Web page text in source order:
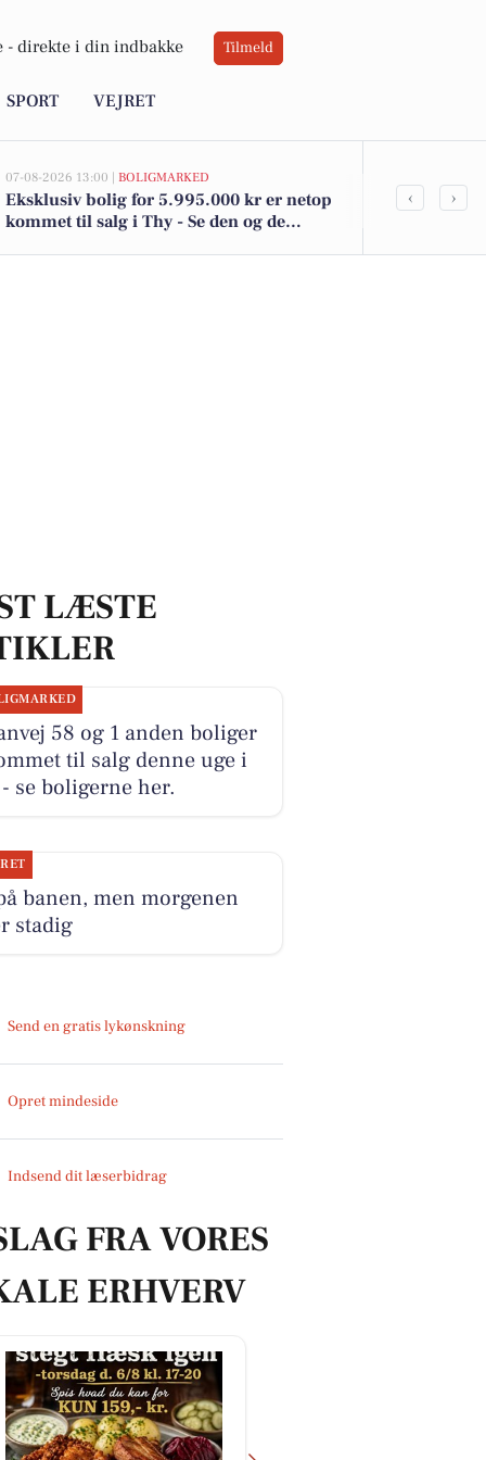
- direkte i din indbakke Tilmeld
SPORT VEJRET
07-08-2026 13:00 | BOLIGMARKED
Eksklusiv bolig for 5.995.000 kr er netop
kommet til salg i Thy - Se den og de
Ildløs i
‹ ›
LÆSTE
58 og 1 anden boliger
til salg denne uge i
se boligerne her.
banen, men morgenen
stadig
Send en gratis lykønskning
Opret mindeside
Indsend dit læserbidrag
FRA VORES
ERHVERV